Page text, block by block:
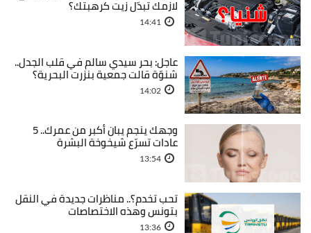
لازمك تبدّل زيت كرهبتك؟
14:41
عاجل: بحر سيدي سالم في قلب الجدل..
شنوّة قالت جمعية بنزرت البحرية؟
14:02
وجهك ينجم يبان أكبر من عمرك.. 5
عادات تسرّع شيخوخة البشرة
13:54
تحب تخدم؟.. مناظرات جديدة في النقل
بتونس وهذه الاختصاصات
13:36